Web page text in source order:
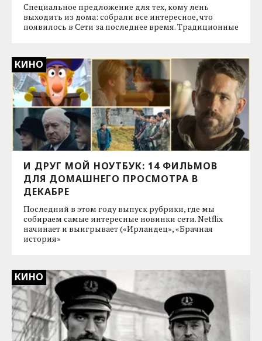
Специальное предложение для тех, кому лень
выходить из дома: собрали все интересное, что
появилось в Сети за последнее время. Традиционные
КИНО
И ДРУГ МОЙ НОУТБУК: 14 ФИЛЬМОВ
ДЛЯ ДОМАШНЕГО ПРОСМОТРА В
ДЕКАБРЕ
Последний в этом году выпуск рубрики, где мы
собираем самые интересные новинки сети. Netflix
начинает и выигрывает («Ирландец», «Брачная
история»
КИНО